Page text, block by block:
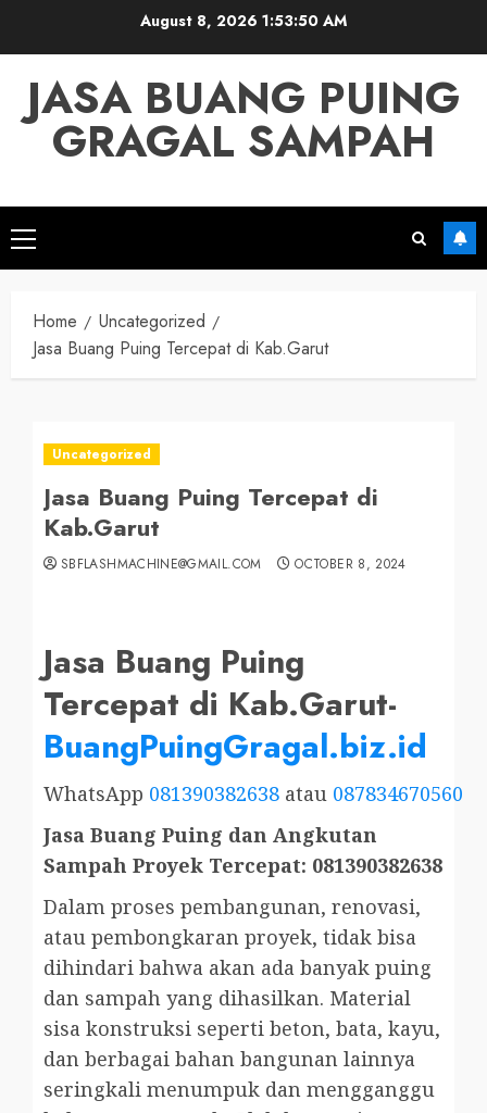
August 8, 20261:53:52 AM
JASA BUANG PUING
GRAGAL SAMPAH
Primary
Menu
Home
Uncategorized
Jasa Buang Puing Tercepat di Kab.Garut
Uncategorized
Jasa Buang Puing Tercepat di
Kab.Garut
SBFLASHMACHINE@GMAIL.COM OCTOBER 8, 2024
Jasa Buang Puing
Tercepat di Kab.Garut-
BuangPuingGragal.biz.id
WhatsApp 081390382638 atau 087834670560
Jasa Buang Puing dan Angkutan
Sampah Proyek Tercepat: 081390382638
Dalam proses pembangunan, renovasi,
atau pembongkaran proyek, tidak bisa
dihindari bahwa akan ada banyak puing
dan sampah yang dihasilkan. Material
sisa konstruksi seperti beton, bata, kayu,
dan berbagai bahan bangunan lainnya
seringkali menumpuk dan mengganggu